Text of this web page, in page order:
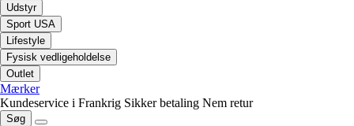
Udstyr
Sport USA
Lifestyle
Fysisk vedligeholdelse
Outlet
Mærker
Kundeservice i Frankrig Sikker betaling Nem retur
Søg